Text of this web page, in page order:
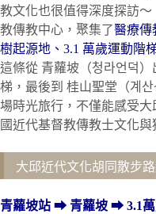
教文化也很值得深度探訪～
教傳教中心，聚集了醫療傳
樹起源地、3.1 萬歲運動階
這條從 青蘿坡（청라언덕
梯，最後到 桂山聖堂（계
場時光旅行，不僅能感受
國近代基督教傳教士文化與
大邱近代文化胡同散步
青蘿坡站 ➡ 青蘿坡 ➡ 3.1